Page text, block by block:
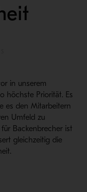
in unserem
höchste Priorität. Es
es den Mitarbeitern
Umfeld zu
Backenbrecher ist
gleichzeitig die